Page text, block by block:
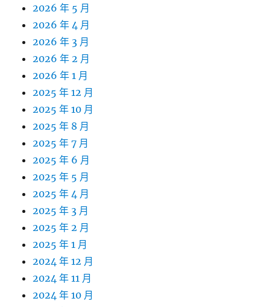
2026 年 5 月
2026 年 4 月
2026 年 3 月
2026 年 2 月
2026 年 1 月
2025 年 12 月
2025 年 10 月
2025 年 8 月
2025 年 7 月
2025 年 6 月
2025 年 5 月
2025 年 4 月
2025 年 3 月
2025 年 2 月
2025 年 1 月
2024 年 12 月
2024 年 11 月
2024 年 10 月